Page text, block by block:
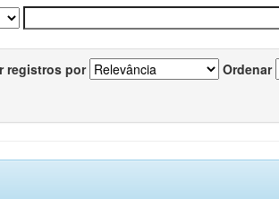
registros por Ordenar